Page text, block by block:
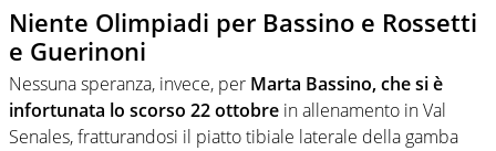
Niente Olimpiadi per Bassino e Rossetti
e Guerinoni
Nessuna speranza, invece, per Marta Bassino, che si è
infortunata lo scorso 22 ottobre in allenamento in Val
Senales, fratturandosi il piatto tibiale laterale della gamba